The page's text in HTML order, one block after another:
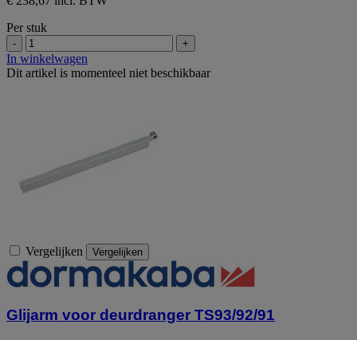
Per stuk
- +
In winkelwagen
Dit artikel is momenteel niet beschikbaar
Vergelijken Vergelijken
Glijarm voor deurdranger TS93/92/91